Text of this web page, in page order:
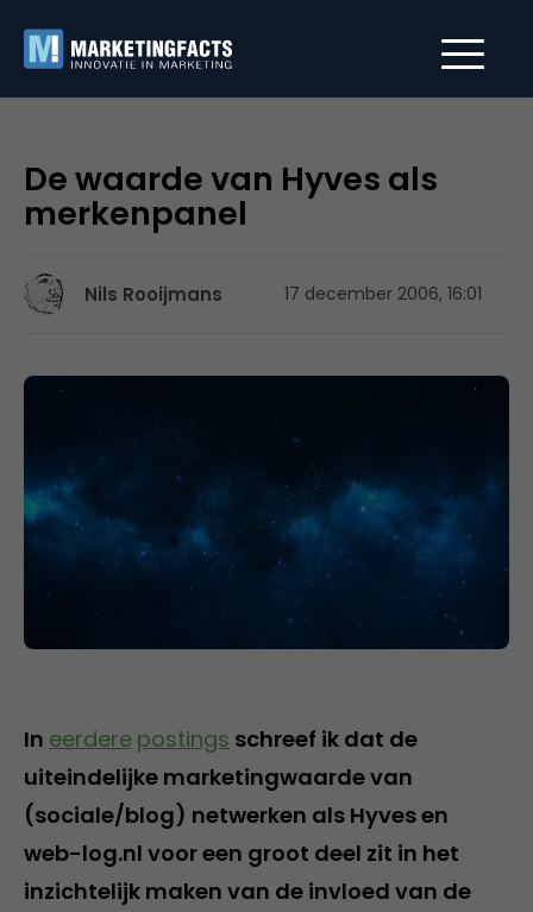
De waarde van Hyves als
merkenpanel
Nils Rooijmans 17 december 2006, 16:01
In eerdere postings schreef ik dat de
uiteindelijke marketingwaarde van
(sociale/blog) netwerken als Hyves en
web-log.nl voor een groot deel zit in het
inzichtelijk maken van de invloed van de